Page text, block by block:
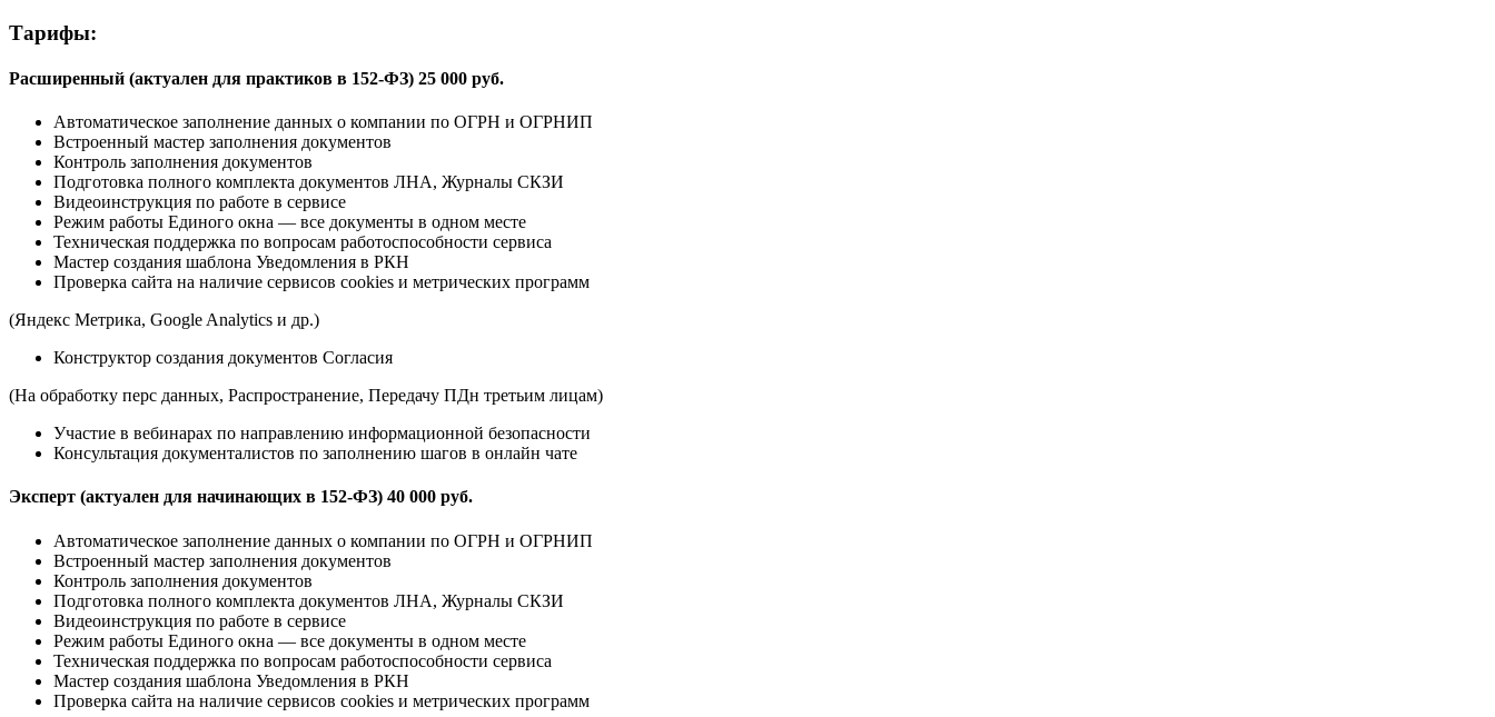
Тарифы:
Расширенный (актуален для практиков в 152-ФЗ) 25 000 руб.
Автоматическое заполнение данных о компании по ОГРН и ОГРНИП
Встроенный мастер заполнения документов
Контроль заполнения документов
Подготовка полного комплекта документов ЛНА, Журналы СКЗИ
Видеоинструкция по работе в сервисе
Режим работы Единого окна — все документы в одном месте
Техническая поддержка по вопросам работоспособности сервиса
Мастер создания шаблона Уведомления в РКН
Проверка сайта на наличие сервисов cookies и метрических программ
(Яндекс Метрика, Google Analytics и др.)
Конструктор создания документов Согласия
(На обработку перс данных, Распространение, Передачу ПДн третьим лицам)
Участие в вебинарах по направлению информационной безопасности
Консультация документалистов по заполнению шагов в онлайн чате
Эксперт (актуален для начинающих в 152-ФЗ) 40 000 руб.
Автоматическое заполнение данных о компании по ОГРН и ОГРНИП
Встроенный мастер заполнения документов
Контроль заполнения документов
Подготовка полного комплекта документов ЛНА, Журналы СКЗИ
Видеоинструкция по работе в сервисе
Режим работы Единого окна — все документы в одном месте
Техническая поддержка по вопросам работоспособности сервиса
Мастер создания шаблона Уведомления в РКН
Проверка сайта на наличие сервисов cookies и метрических программ